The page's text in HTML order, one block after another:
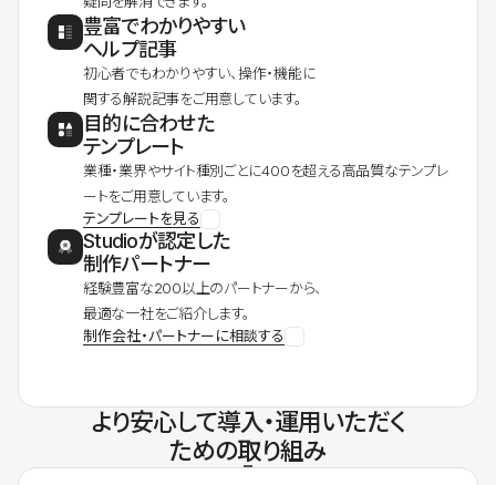
豊富でわかりやすい
ヘルプ記事
初心者でもわかりやすい、操作・機能に
関する解説記事をご用意しています。
目的に合わせた
テンプレート
業種・業界やサイト種別ごとに400を超える高品質なテンプレ
ートをご用意しています。
テンプレートを見る
Studioが認定した
制作パートナー
経験豊富な200以上のパートナーから、
最適な一社をご紹介します。
制作会社・パートナーに相談する
より安心して導入・運用いただく
ための取り組み